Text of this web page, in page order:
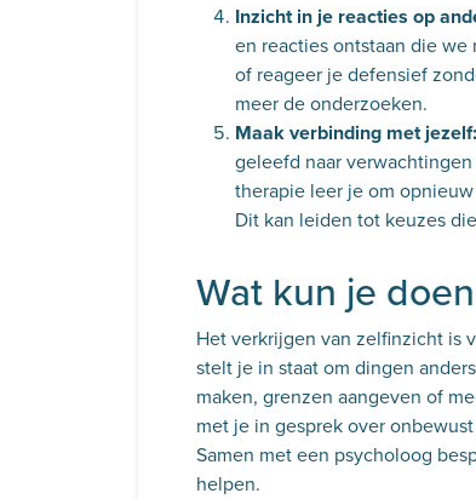
Inzicht in je reacties op
en reacties ontstaan die
of reageer je defensief
meer de onderzoeken.
Maak verbinding met jezelf:
geleefd naar
therapie leer je om
Dit kan leiden tot keuzes
Wat kun je
Het verkrijgen van zelfinzicht is
stelt je in staat om dingen
maken, grenzen aangeven of
met je in gesprek over
Samen met een psycholoog
helpen.